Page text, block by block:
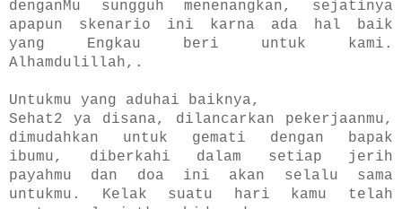
denganMu sungguh menenangkan, sejatinya
apapun skenario ini karna ada hal baik
yang Engkau beri untuk kami.
Alhamdulillah,.
Untukmu yang aduhai baiknya,
Sehat2 ya disana, dilancarkan pekerjaanmu,
dimudahkan untuk gemati dengan bapak
ibumu, diberkahi dalam setiap jerih
payahmu dan doa ini akan selalu sama
untukmu. Kelak suatu hari kamu telah